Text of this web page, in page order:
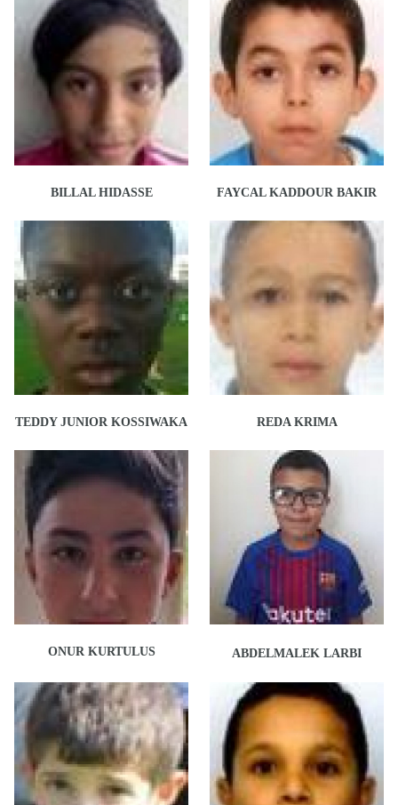
BILLAL HIDASSE FAYCAL KADDOUR BAKIR
TEDDY JUNIOR KOSSIWAKA REDA KRIMA
ONUR KURTULUS ABDELMALEK LARBI